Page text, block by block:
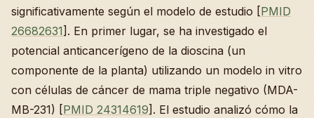
significativamente según el modelo de estudio [PMID
26682631]. En primer lugar, se ha investigado el
potencial anticancerígeno de la dioscina (un
componente de la planta) utilizando un modelo in vitro
con células de cáncer de mama triple negativo (MDA-
MB-231) [PMID 24314619]. El estudio analizó cómo la